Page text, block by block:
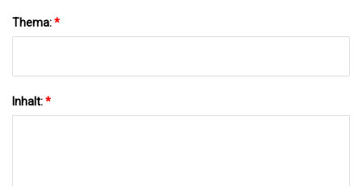
Thema:*
Inhalt:*